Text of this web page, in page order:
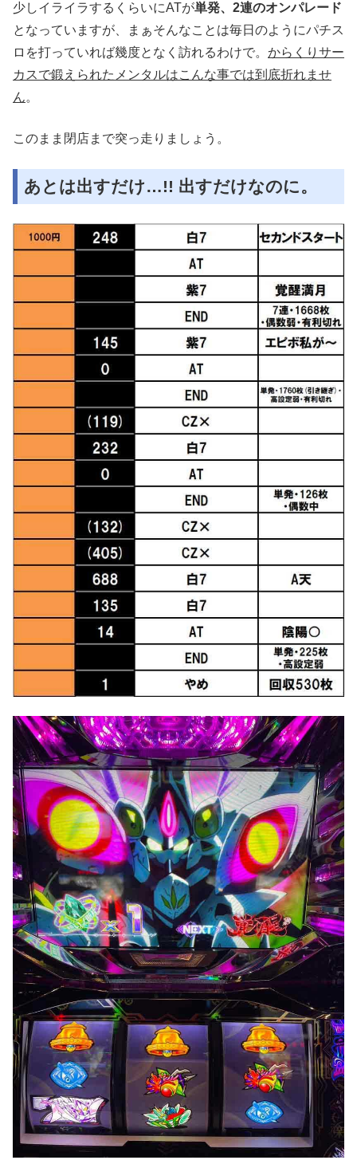
少しイライラするくらいにATが単発、2連のオンパレード
となっていますが、まぁそんなことは毎日のようにパチス
ロを打っていれば幾度となく訪れるわけで。 からくりサー
カスで鍛えられたメンタルはこんな事では到底折れませ
ん。
このまま閉店まで突っ走りましょう。
あとは出すだけ…!! 出すだけなのに。